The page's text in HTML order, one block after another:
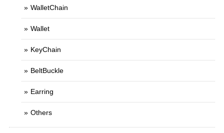
WalletChain
Wallet
KeyChain
BeltBuckle
Earring
Others